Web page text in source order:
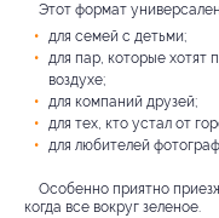
Этот формат
для семей с детьми;
для пар, которые хотят
воздухе;
для компаний друзей;
для тех, кто устал от
для любителей
Особенно приятно
когда все вокруг зеленое.